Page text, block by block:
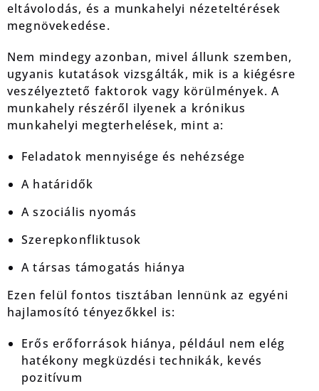
eltávolodás, és a munkahelyi nézeteltérések
megnövekedése.
Nem mindegy azonban, mivel állunk szemben,
ugyanis kutatások vizsgálták, mik is a kiégésre
veszélyeztető faktorok vagy körülmények. A
munkahely részéről ilyenek a krónikus
munkahelyi megterhelések, mint a:
Feladatok mennyisége és nehézsége
A határidők
A szociális nyomás
Szerepkonfliktusok
A társas támogatás hiánya
Ezen felül fontos tisztában lennünk az egyéni
hajlamosító tényezőkkel is:
Erős erőforrások hiánya, például nem elég
hatékony megküzdési technikák, kevés
pozitívum